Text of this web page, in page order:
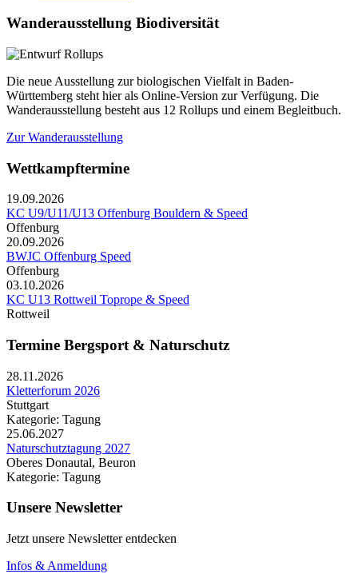
Wanderausstellung Biodiversität
Die neue Ausstellung zur biologischen Vielfalt in Baden-
Württemberg steht hier als Online-Version zur Verfügung. Die
Wanderausstellung besteht aus 12 Rollups und einem Begleitbuch.
Zur Wanderausstellung
Wettkampftermine
19.09.2026
KC U9/U11/U13 Offenburg Bouldern & Speed
Offenburg
20.09.2026
BWJC Offenburg Speed
Offenburg
03.10.2026
KC U13 Rottweil Toprope & Speed
Rottweil
Termine Bergsport & Naturschutz
28.11.2026
Kletterforum 2026
Stuttgart
Kategorie: Tagung
25.06.2027
Naturschutztagung 2027
Oberes Donautal, Beuron
Kategorie: Tagung
Unsere Newsletter
Jetzt unsere Newsletter entdecken
Infos & Anmeldung